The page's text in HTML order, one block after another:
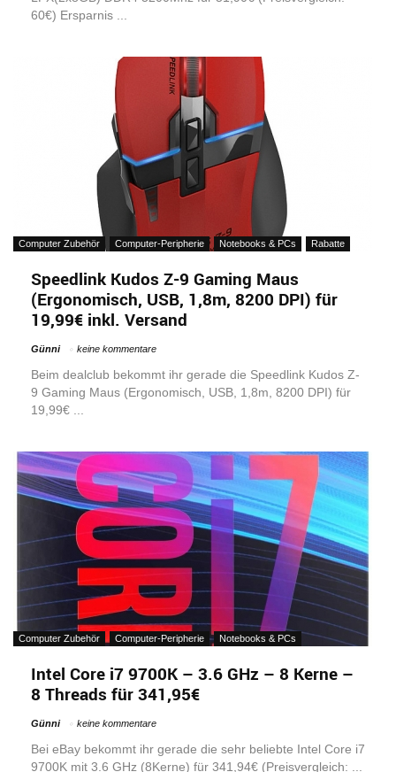
60€) Ersparnis ...
Computer Zubehör Computer-Peripherie Notebooks & PCs Rabatte
Speedlink Kudos Z-9 Gaming Maus
(Ergonomisch, USB, 1,8m, 8200 DPI) für
19,99€ inkl. Versand
Günni keine kommentare
Beim dealclub bekommt ihr gerade die Speedlink Kudos Z-
9 Gaming Maus (Ergonomisch, USB, 1,8m, 8200 DPI) für
19,99€ ...
Computer Zubehör Computer-Peripherie Notebooks & PCs
Intel Core i7 9700K – 3.6 GHz – 8 Kerne –
8 Threads für 341,95€
Günni keine kommentare
Bei eBay bekommt ihr gerade die sehr beliebte Intel Core i7
9700K mit 3.6 GHz (8Kerne) für 341,94€ (Preisvergleich: ...